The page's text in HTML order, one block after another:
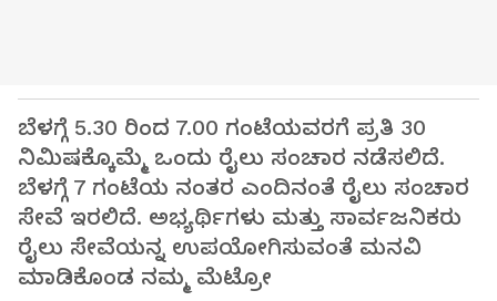
ಬೆಳಗ್ಗೆ 5.30 ರಿಂದ 7.00 ಗಂಟೆಯವರಗೆ ಪ್ರತಿ 30
ನಿಮಿಷಕ್ಕೊಮ್ಮೆ ಒಂದು ರೈಲು ಸಂಚಾರ ನಡೆಸಲಿದೆ.
ಬೆಳಗ್ಗೆ 7 ಗಂಟೆಯ ನಂತರ ಎಂದಿನಂತೆ ರೈಲು ಸಂಚಾರ
ಸೇವೆ ಇರಲಿದೆ. ಅಭ್ಯರ್ಥಿಗಳು ಮತ್ತು ಸಾರ್ವಜನಿಕರು
ರೈಲು ಸೇವೆಯನ್ನ ಉಪಯೋಗಿಸುವಂತೆ ಮನವಿ
ಮಾಡಿಕೊಂಡ ನಮ್ಮ ಮೆಟ್ರೋ